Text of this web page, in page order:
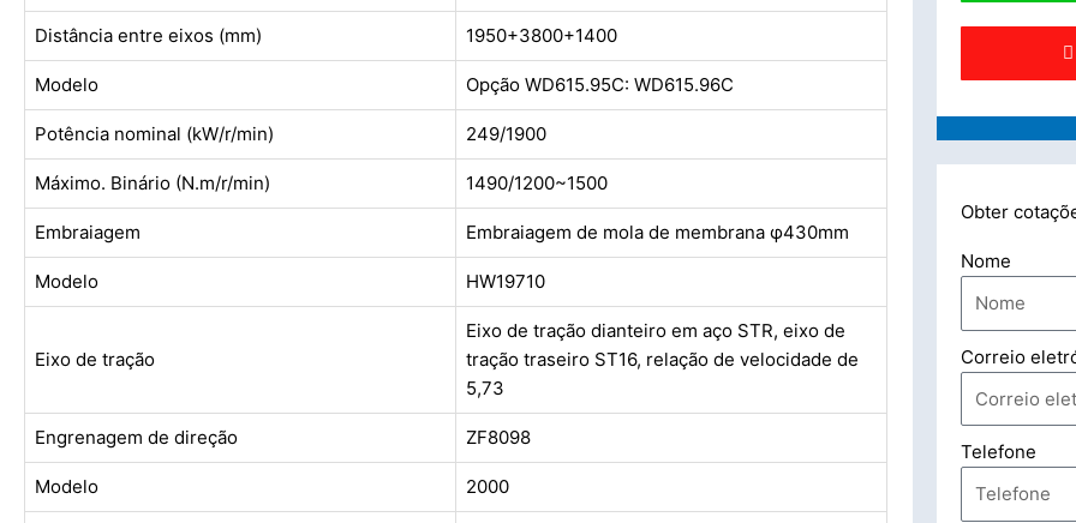
Distância entre eixos (mm) 1950+3800+1400
Modelo Opção WD615.95C: WD615.96C
Potência nominal (kW/r/min) 249/1900
Máximo. Binário (N.m/r/min) 1490/1200~1500
Embraiagem Embraiagem de mola de membrana φ430mm
Modelo HW19710
Eixo de tração
Eixo de tração dianteiro em aço STR, eixo de
tração traseiro ST16, relação de velocidade de
5,73
Engrenagem de direção ZF8098
Modelo 2000
Obter
Nome
Correio
Telefone